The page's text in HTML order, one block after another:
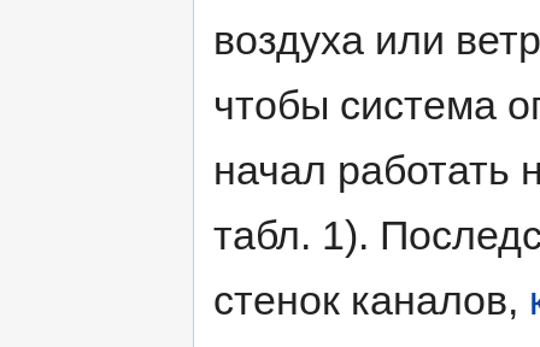
воздуха или
чтобы система
начал работать
табл. 1).
стенок каналов,